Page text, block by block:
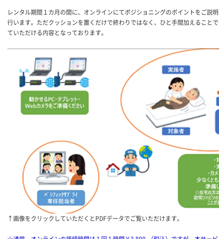
レンタル期間１カ月の間に、オンラインにてポジショニングのポイントをご説
行います。ただクッションを置くだけで終わりではなく、ひと手間加えること
ていただける内容となっております。
↑画像をクリックしていただくとPDFデータでご覧いただけます。